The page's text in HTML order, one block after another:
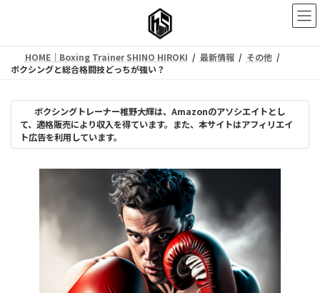
HOME｜Boxing Trainer SHINO HIROKI 最新情報
その他
ボクシングと総合格闘技どっちが強い？
ボクシングトレーナー椎野大輝は、Amazonのアソシエイトとし
て、適格販売により収入を得ています。また、本サイトはアフィリエイ
ト広告を利用しています。